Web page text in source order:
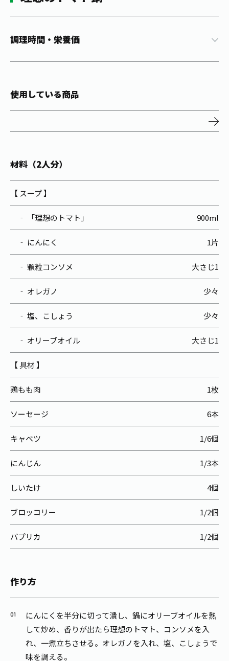
製品の原料産地
食育・イベント
新俳句大賞
未来の桜プロジェクト
通信販売トップ
健康体
調理時間・栄養価
使用している商品
材料（2人分）
【 スープ 】
‐ 「理想のトマト」 900ml
‐ にんにく 1片
‐ 顆粒コンソメ 大さじ1
‐ オレガノ 少々
‐ 塩、こしょう 少々
‐ オリーブオイル 大さじ1
【 具材 】
鶏もも肉 1枚
ソーセージ 6本
キャベツ 1/6個
にんじん 1/3本
しいたけ 4個
ブロッコリー 1/2個
パプリカ 1/2個
作り方
にんにくを半分に切って潰し、鍋にオリーブオイルを熱
して炒め、香りが出たら理想のトマト、コンソメを入
れ、一煮立ちさせる。オレガノを入れ、塩、こしょうで
味を調える。